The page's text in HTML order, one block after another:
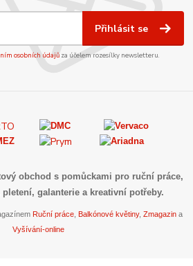
Přihlásit se
osobních údajůza účelem rozesílky newsletteru.
obchod s pomůckami pro ruční práce,
galanterie a kreativní potřeby.
Ruční práce, Balkónové květiny, Zmagazina
Vyšívání-online